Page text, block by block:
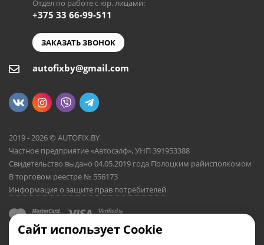
Отдел по работе с юр. лицами:
+375 33 66-99-511
ЗАКАЗАТЬ ЗВОНОК
autofixby@gmail.com
2019 - 2026 © AUTOFIX.BY
Частное предприятие «Автосэлф», УНП 391953388
Свидетельство выдано 04.05.2019 года Полоцким райисполкомом
В торговом реестре № 556173
Информация о защите прав потребителей
Сайт использует Cookie